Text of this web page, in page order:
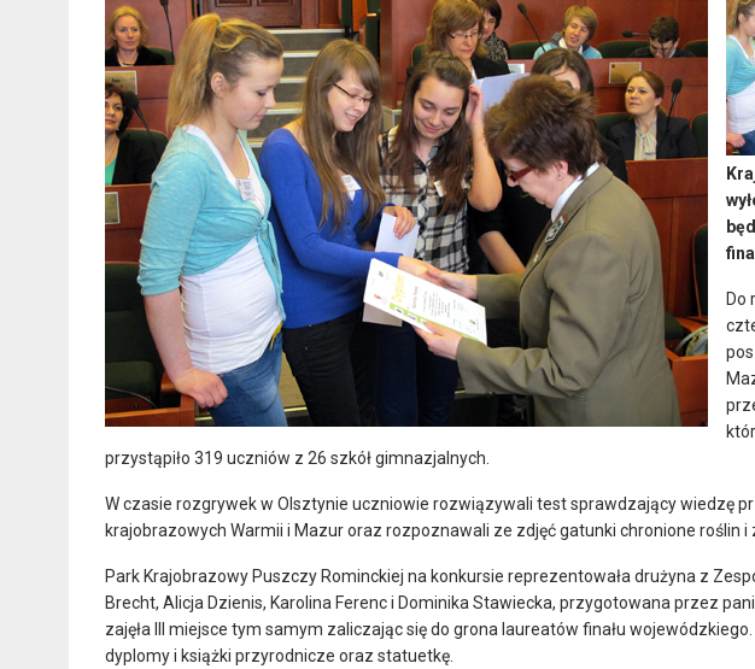
Do
przystąpiło 319 uczniów z 26 szkół gimnazjalnych.
W czasie rozgrywek w Olsztynie uczniowie rozwiązywali test sprawdzający wiedzę
krajobrazowych Warmii i Mazur oraz rozpoznawali ze zdjęć gatunki chronione roślin i
Park Krajobrazowy Puszczy Rominckiej na konkursie reprezentowała drużyna z
Brecht, Alicja Dzienis, Karolina Ferenc i Dominika Stawiecka, przygotowana przez
zajęła III miejsce tym samym zaliczając się do grona laureatów finału
dyplomy i książki przyrodnicze oraz statuetkę.